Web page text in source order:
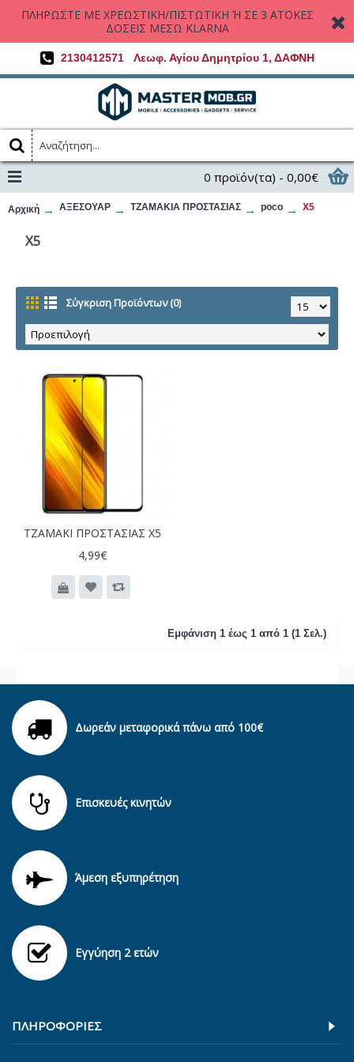
ΠΛΗΡΩΣΤΕ ΜΕ ΧΡΕΩΣΤΙΚΗ/ΠΙΣΤΩΤΙΚΗ Ή ΣΕ 3 ΑΤΟΚΕΣ
ΔΟΣΕΙΣ ΜΕΣΩ KLARNA
2130412571 Λεωφ. Αγίου Δημητρίου 1, ΔΑΦΝΗ
0 προϊόν(τα) - 0,00€
Αρχική ΑΞΕΣΟΥΑΡ ΤΖΑΜΑΚΙΑ ΠΡΟΣΤΑΣΙΑΣ poco X5
X5
Σύγκριση Προϊόντων (0)
ΤΖΑΜΑΚΙ ΠΡΟΣΤΑΣΙΑΣ X5
4,99€
Εμφάνιση 1 έως 1 από 1 (1 Σελ.)
Δωρεάν μεταφορικά πάνω από 100€
Επισκευές κινητών
Άμεση εξυπηρέτηση
Εγγύηση 2 ετών
ΠΛΗΡΟΦΟΡΊΕΣ